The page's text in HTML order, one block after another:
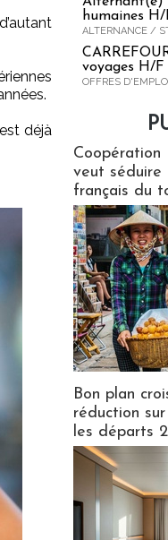
déjà
humaines
ALTERNANCE /
voyages H/
OFFRES
Coopération
veut séduire
français du
Bon plan
réduction
les départs